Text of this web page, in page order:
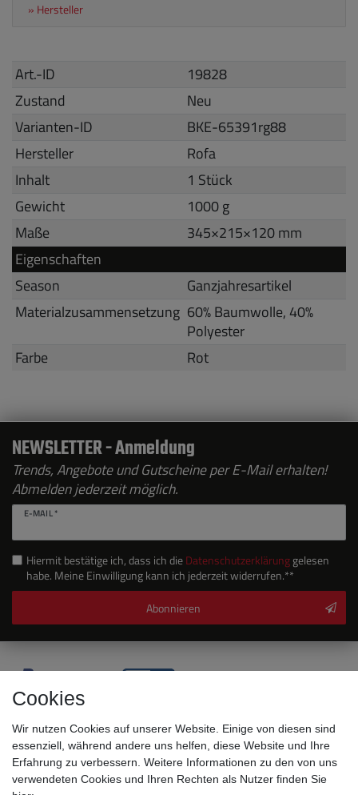
» Hersteller
Art.-ID
19828
Zustand
Neu
Varianten-ID
BKE-65391rg88
Hersteller
Rofa
Inhalt
1 Stück
Gewicht
1000 g
Maße
345×215×120mm
Eigenschaften
Season
Ganzjahresartikel
Materialzusammensetzung 60% Baumwolle, 40%
Polyester
Farbe
Rot
NEWSLETTER - Anmeldung
Trends, Angebote und Gutscheine per E-Mail erhalten!
Abmelden jederzeit möglich.
E-MAIL *
Hiermit bestätige ich, dass ich dieDaten­schutz­erklärunggelesen
habe. Meine Einwilligung kann ich jederzeit widerrufen.**
Abonnieren
Cookies
Wir nutzen Cookies auf unserer Website. Einige von diesen sind
essenziell, während andere uns helfen, diese Website und Ihre
Erfahrung zu verbessern. Weitere Informationen zu den von uns
verwendeten Cookies und Ihren Rechten als Nutzer finden Sie